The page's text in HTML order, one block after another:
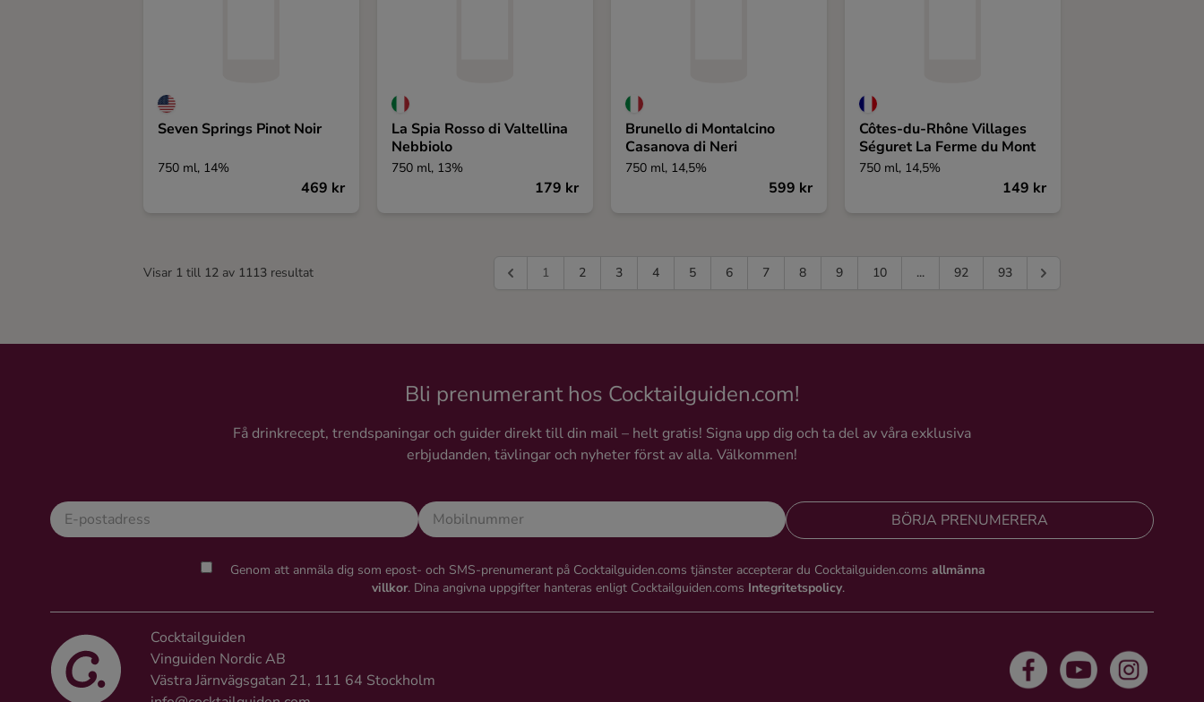
Seven Springs Pinot Noir
750 ml, 14%
469 kr
La Spia Rosso di Valtellina
Nebbiolo
750 ml, 13%
179 kr
Brunello di Montalcino
Casanova di Neri
750 ml, 14,5%
599 kr
Côtes-du-Rhône Villages
Séguret La Ferme du Mont
750 ml, 14,5%
149 kr
Visar 1 till 12 av 1113 resultat 1 2 3 4 5 6 7 8 9 10 ... 92 93
Bli prenumerant hos Cocktailguiden.com!
Få drinkrecept, trendspaningar och guider direkt till din mail – helt gratis! Signa upp dig och ta del av våra exklusiva
erbjudanden, tävlingar och nyheter först av alla. Välkommen!
BÖRJA PRENUMERERA
Genom att anmäla dig som epost- och SMS-prenumerant på Cocktailguiden.coms tjänster accepterar du Cocktailguiden.coms allmänna
villkor. Dina angivna uppgifter hanteras enligt Cocktailguiden.coms Integritetspolicy.
Cocktailguiden
Vinguiden Nordic AB
Västra Järnvägsgatan 21, 111 64 Stockholm